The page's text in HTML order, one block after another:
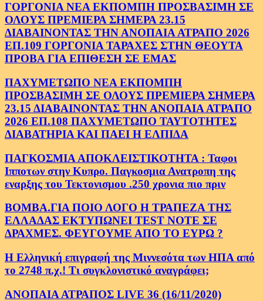
ΓΟΡΓΟΝΙΑ ΝΕΑ ΕΚΠΟΜΠΗ ΠΡΟΣΒΑΣΙΜΗ ΣΕ
ΟΛΟΥΣ ΠΡΕΜΙΕΡΑ ΣΗΜΕΡΑ 23.15
ΔΙΑΒΑΙΝΟΝΤΑΣ ΤΗΝ ΑΝΟΠΑΙΑ ΑΤΡΑΠΟ 2026
ΕΠ.109 ΓΟΡΓΟΝΙΑ ΤΑΡΑΧΕΣ ΣΤΗΝ ΘΕΟΥΤΑ
ΠΡΟΒΑ ΓΙΑ ΕΠΙΘΕΣΗ ΣΕ ΕΜΑΣ
ΠΑΧΥΜΕΤΩΠΟ ΝΕΑ ΕΚΠΟΜΠΗ
ΠΡΟΣΒΑΣΙΜΗ ΣΕ ΟΛΟΥΣ ΠΡΕΜΙΕΡΑ ΣΗΜΕΡΑ
23.15 ΔΙΑΒΑΙΝΟΝΤΑΣ ΤΗΝ ΑΝΟΠΑΙΑ ΑΤΡΑΠΟ
2026 ΕΠ.108 ΠΑΧΥΜΕΤΩΠΟ ΤΑΥΤΟΤΗΤΕΣ
ΔΙΑΒΑΤΗΡΙΑ ΚΑΙ ΠΑΕΙ Η ΕΛΠΙΔΑ
ΠΑΓΚΟΣΜΙΑ ΑΠΟΚΛΕΙΣΤΙΚΟΤΗΤΑ : Ταφοι
Ιπποτων στην Κυπρο. Παγκοσμια Ανατροπη της
εναρξης του Τεκτονισμου .250 χρονια πιο πριν
ΒΟΜΒΑ.ΓΙΑ ΠΟΙΟ ΛΟΓΟ Η ΤΡΑΠΕΖΑ ΤΗΣ
ΕΛΛΑΔΑΣ ΕΚΤΥΠΩΝΕΙ TEST NOTE ΣΕ
ΔΡΑΧΜΕΣ. ΦΕΥΓΟΥΜΕ ΑΠΟ ΤΟ ΕΥΡΩ ?
Η Ελληνική επιγραφή της Μιννεσότα των ΗΠΑ από
το 2748 π.χ.! Τι συγκλονιστικό αναγράφει;
ΑΝΟΠΑΙΑ ΑΤΡΑΠΟΣ LIVE 36 (16/11/2020)